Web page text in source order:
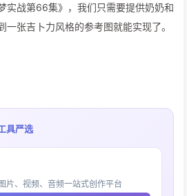
实战第66集》，我们只需要提供奶奶和
张吉卜力风格的参考图就能实现了。
具严选
片、视频、音频一站式创作平台